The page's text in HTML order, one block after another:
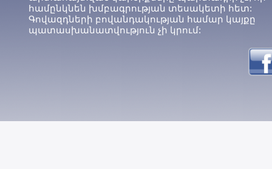
համընկնեն խմբագրության տեսակետի հետ:
Գովազդների բովանդակության համար կայքը
պատասխանատվություն չի կրում: